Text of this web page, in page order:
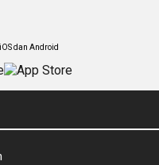
dan Android